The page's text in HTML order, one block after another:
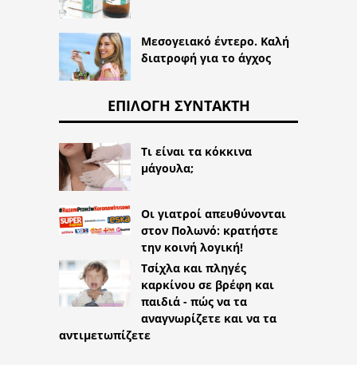
Μεσογειακό έντερο. Καλή
διατροφή για το άγχος
ΕΠΙΛΟΓΉ ΣΥΝΤΆΚΤΗ
Τι είναι τα κόκκινα
μάγουλα;
Οι γιατροί απευθύνονται
στον Πολωνό: κρατήστε
την κοινή λογική!
Τσίχλα και πληγές
καρκίνου σε βρέφη και
παιδιά - πώς να τα
αναγνωρίζετε και να τα
αντιμετωπίζετε